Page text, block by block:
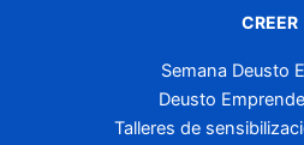
CREER
Semana Deusto
Deusto
Talleres de